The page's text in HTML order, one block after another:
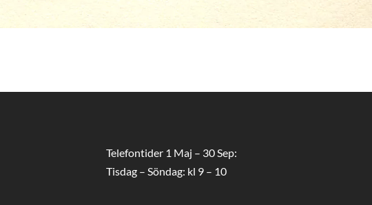
Telefontider 1 Maj – 30 Sep:
Tisdag – Söndag: kl 9 – 10